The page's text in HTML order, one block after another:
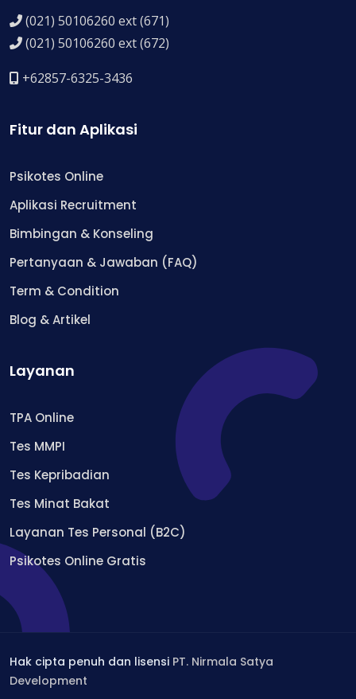
(021) 50106260 ext (671)
(021) 50106260 ext (672)
+62857-6325-3436
Fitur dan Aplikasi
Psikotes Online
Aplikasi Recruitment
Bimbingan & Konseling
Pertanyaan & Jawaban (FAQ)
Term & Condition
Blog & Artikel
Layanan
TPA Online
Tes MMPI
Tes Kepribadian
Tes Minat Bakat
Layanan Tes Personal (B2C)
Psikotes Online Gratis
Hak cipta penuh dan lisensi PT. Nirmala Satya
Development